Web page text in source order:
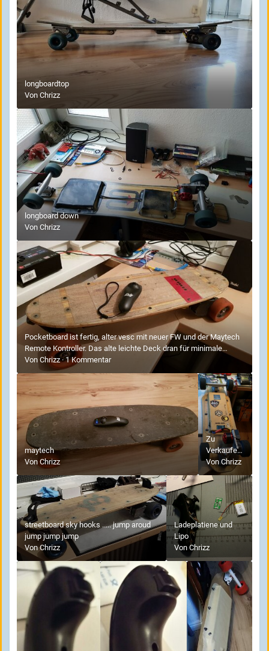
longboardtop
Von Chrizz
longboard down
Von Chrizz
Pocketboard ist fertig, alter vesc mit neuer FW und der Maytech
Remote Kontroller. Das alte leichte Deck dran für minimale
Grösse und Gewicht. 3,38 Kg
Von Chrizz·1 Kommentar
maytech
Von Chrizz
Zu
Verkaufen
bei
Interesse
.... 4,8 Kg
mit 8s
Akku
VonChrizz
streetboard sky hooks ..... jump aroud
jump jump jump
VonChrizz
Ladeplatiene und
Lipo
Von Chrizz